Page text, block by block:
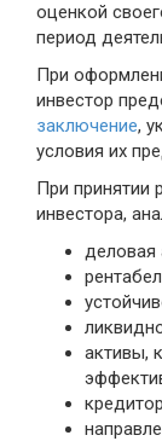
оценкой
период
При
инвестор
заключение,
условия их
При принятии
инвестора,
деловая
активы,